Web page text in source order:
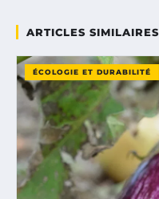
ARTICLES SIMILAIRES
ÉCOLOGIE ET DURABILITÉ